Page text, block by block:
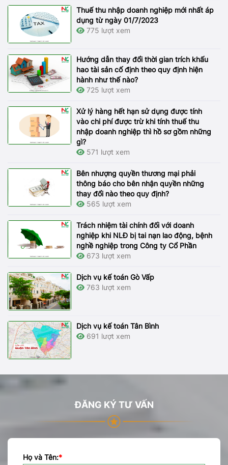
Thuế thu nhập doanh nghiệp mới nhất áp
dụng từ ngày 01/7/2023
775 lượt xem
Hướng dẫn thay đổi thời gian trích khấu
hao tài sản cố định theo quy định hiện
hành như thế nào?
725 lượt xem
Xử lý hàng hết hạn sử dụng được tính
vào chi phí được trừ khi tính thuế thu
nhập doanh nghiệp thì hồ sơ gồm những
gì?
571 lượt xem
Bên nhượng quyền thương mại phải
thông báo cho bên nhận quyền những
thay đổi nào theo quy định?
565 lượt xem
Trách nhiệm tài chính đối với doanh
nghiệp khi NLĐ bị tai nạn lao động, bệnh
nghề nghiệp trong Công ty Cổ Phần
673 lượt xem
Dịch vụ kế toán Gò Vấp
763 lượt xem
Dịch vụ kế toán Tân Bình
691 lượt xem
ĐĂNG KÝ TƯ VẤN
Họ và Tên:*